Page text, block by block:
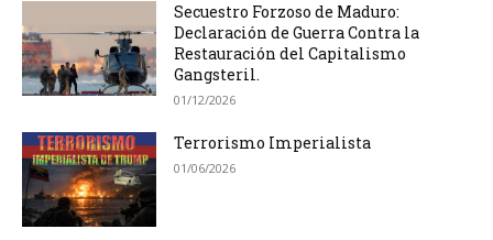
Secuestro Forzoso de Maduro:
Declaración de Guerra Contra la
Restauración del Capitalismo
Gangsteril.
01/12/2026
Terrorismo Imperialista
01/06/2026